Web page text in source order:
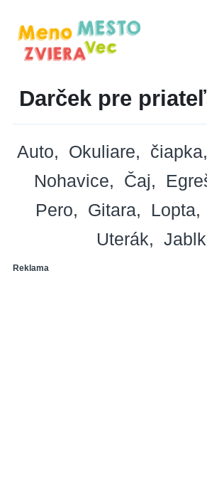
Darček pre
Auto Okuliare čiapka
Nohavice
Čaj
Pero
Gitara Lopta
Uterák
Reklama